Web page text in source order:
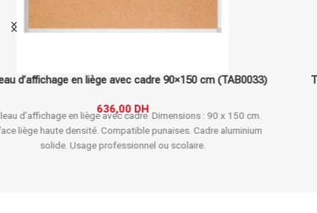
Tableau d’affichage en liège 150×90 cm, parfait pour les
636,00
Dimensions : 90x150 cm